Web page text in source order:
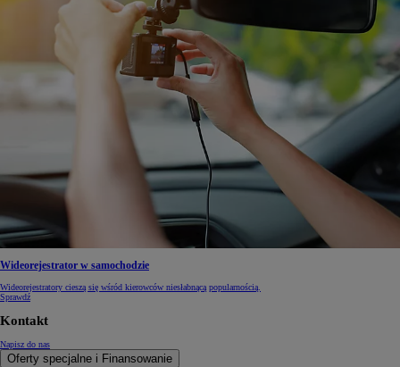
Wideorejestrator w samochodzie
Wideorejestratory cieszą się wśród kierowców niesłabnącą popularnością.
Sprawdź
Kontakt
Napisz do nas
Oferty specjalne i Finansowanie